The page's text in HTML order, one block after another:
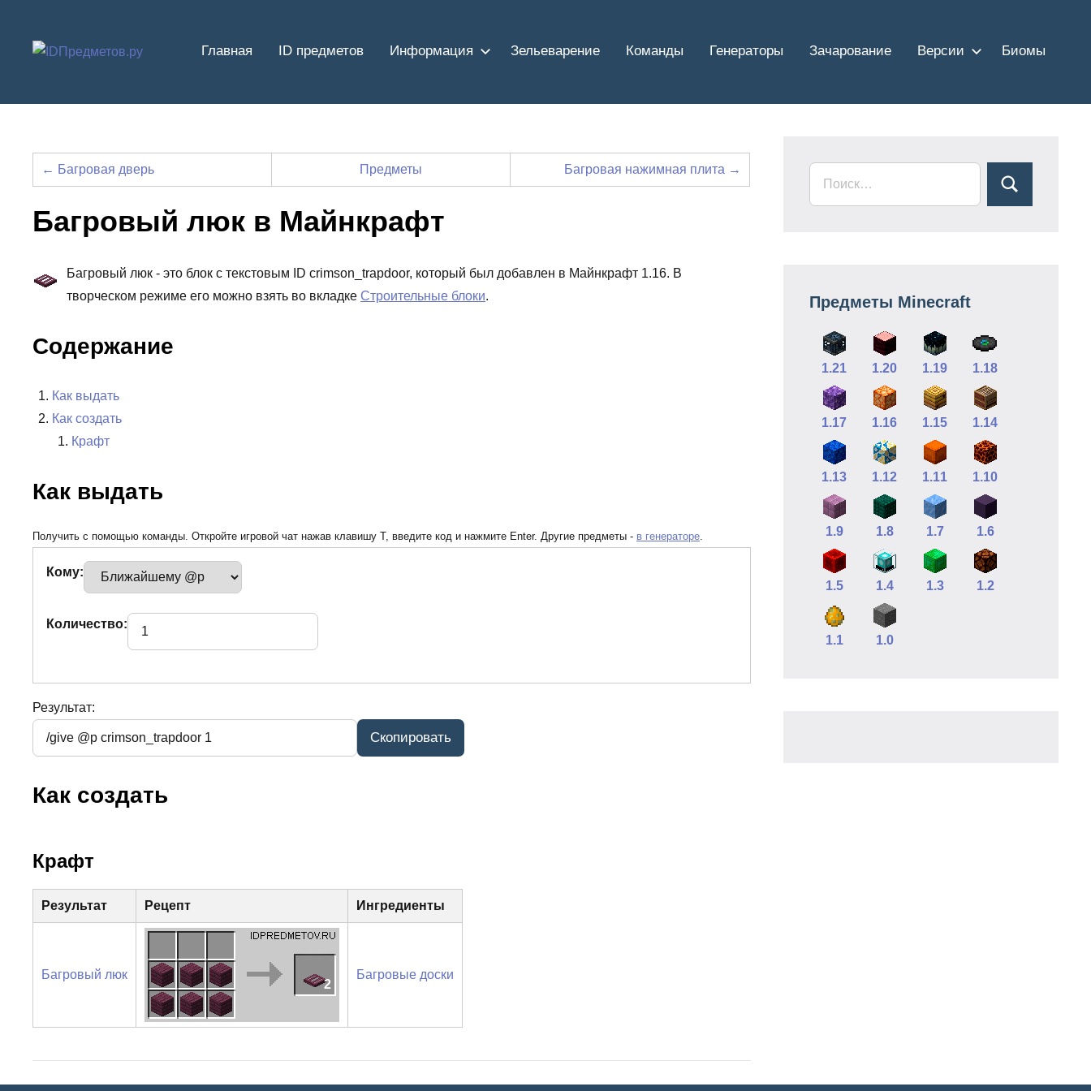
содержимому
Главная ID предметов Информация Зельеварение Команды Генераторы Зачарование Версии Биомы
← Багровая дверь Предметы Багровая нажимная плита →
Багровый люк в Майнкрафт
Багровый люк - это блок с текстовым ID crimson_trapdoor, который был добавлен в Майнкрафт 1.16. В
творческом режиме его можно взять во вкладке Строительные блоки.
Содержание
Как выдать
Как создать
Крафт
Как выдать
Получить с помощью команды. Откройте игровой чат нажав клавишу T, введите код и нажмите Enter. Другие предметы - в генераторе
Кому:
Количество:
Результат:
Как создать
Крафт
Результат Рецепт Ингредиенты
Багровый люк
2
Багровые доски
Предметы Minecraft
1.21 1.20 1.19 1.18
1.17 1.16 1.15 1.14
1.13 1.12 1.11 1.10
1.9 1.8 1.7 1.6
1.5 1.4 1.3 1.2
1.1 1.0